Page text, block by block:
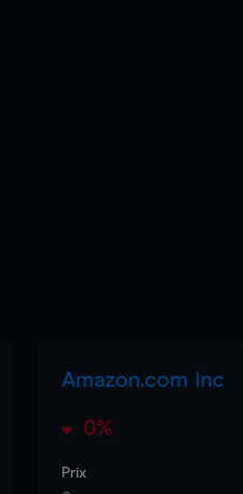
Amazon.com Inc
0%
Prix